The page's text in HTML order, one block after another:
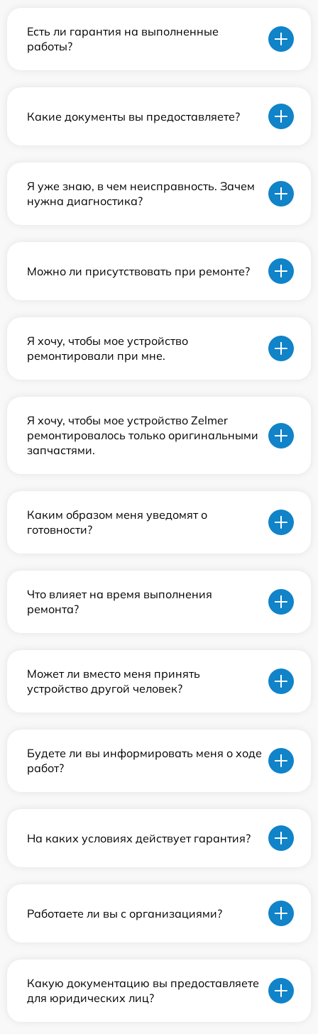
Есть ли гарантия на выполненные
работы?
Какие документы вы предоставляете?
Я уже знаю, в чем неисправность. Зачем
нужна диагностика?
Можно ли присутствовать при ремонте?
Я хочу, чтобы мое устройство
ремонтировали при мне.
Я хочу, чтобы мое устройство Zelmer
ремонтировалось только оригинальными
запчастями.
Каким образом меня уведомят о
готовности?
Что влияет на время выполнения
ремонта?
Может ли вместо меня принять
устройство другой человек?
Будете ли вы информировать меня о ходе
работ?
На каких условиях действует гарантия?
Работаете ли вы с организациями?
Какую документацию вы предоставляете
для юридических лиц?